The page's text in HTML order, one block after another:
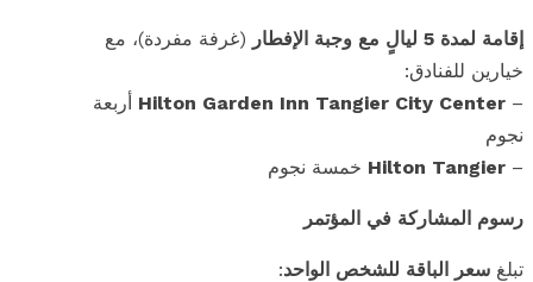
إقامة لمدة 5 ليالٍ مع وجبة الإفطار
(غرفة مفردة)، مع
خيارين للفنادق:
–
Hilton Garden Inn Tangier City Center أربعة
نجوم
–
Hilton Tangier خمسة نجوم
رسوم المشاركة في المؤتمر
تبلغ سعر الباقة للشخص الواحد: